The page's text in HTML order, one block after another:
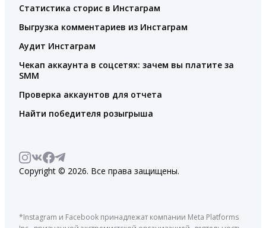
Статистика сторис в Инстаграм
Выгрузка комментариев из Инстаграм
Аудит Инстаграм
Чекап аккаунта в соцсетях: зачем вы платите за
SMM
Проверка аккаунтов для отчета
Найти победителя розыгрыша
Copyright © 2026. Все права защищены.
*Instagram и Facebook принадлежат компании Meta Platforms